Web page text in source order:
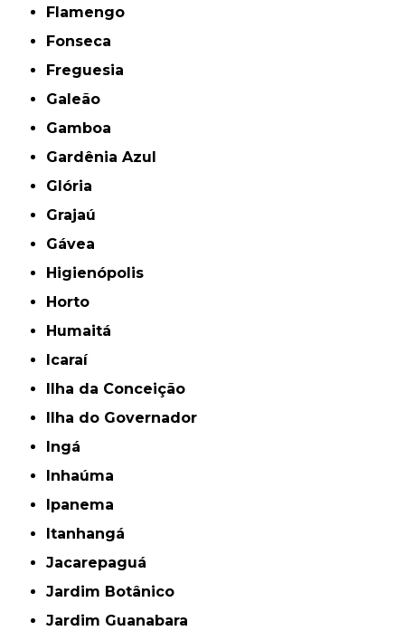
Flamengo
Fonseca
Freguesia
Galeão
Gamboa
Gardênia Azul
Glória
Grajaú
Gávea
Higienópolis
Horto
Humaitá
Icaraí
Ilha da Conceição
Ilha do Governador
Ingá
Inhaúma
Ipanema
Itanhangá
Jacarepaguá
Jardim Botânico
Jardim Guanabara